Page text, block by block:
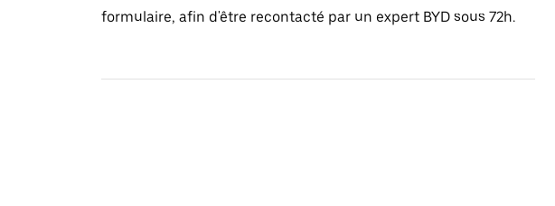
formulaire, afin d'être recontacté par un expert BYD sous 72h.